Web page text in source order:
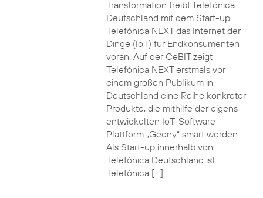
Transformation treibt Telefónica
Deutschland mit dem Start-up
Telefónica NEXT das Internet der
Dinge (IoT) für Endkonsumenten
voran. Auf der CeBIT zeigt
Telefónica NEXT erstmals vor
einem großen Publikum in
Deutschland eine Reihe konkreter
Produkte, die mithilfe der eigens
entwickelten IoT-Software-
Plattform „Geeny“ smart werden.
Als Start-up innerhalb von
Telefónica Deutschland ist
Telefónica […]